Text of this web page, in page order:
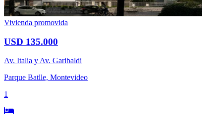
Vivienda promovida
USD 135.000
Av. Italia y Av. Garibaldi
Parque Batlle, Montevideo
1